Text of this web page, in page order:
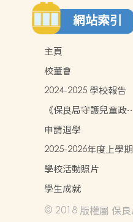
網站索引
主頁
校董會
2024-2025 學校報告
《保良局守護兒童政
策》
申請退學
2025-2026年度上學
生書簿雜費
學校活動照片
學生成就
© 2018 版權屬 保